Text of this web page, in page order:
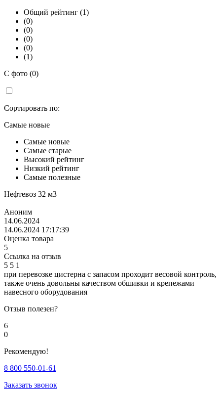
Общий рейтинг (1)
(0)
(0)
(0)
(0)
(1)
С фото (0)
Сортировать по:
Самые новые
Самые новые
Самые старые
Высокий рейтинг
Низкий рейтинг
Самые полезные
Нефтевоз 32 м3
Аноним
14.06.2024
14.06.2024 17:17:39
Оценка товара
5
Ссылка на отзыв
5 5 1
при перевозке цистерна с запасом проходит весовой контроль,
также очень довольны качеством обшивки и крепежами
навесного оборудования
Отзыв полезен?
6
0
Рекомендую!
8 800 550-01-61
Заказать звонок